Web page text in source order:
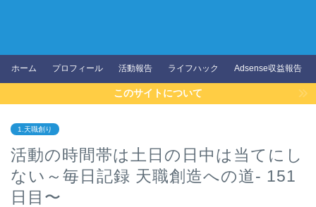
ホーム プロフィール 活動報告 ライフハック Adsense収益報告
このサイトについて
1.天職創り
活動の時間帯は土日の日中は当てにし
ない～毎日記録 天職創造への道- 151
日目〜